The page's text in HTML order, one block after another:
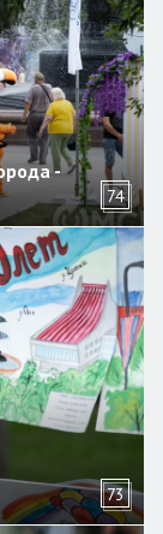
-
74
73